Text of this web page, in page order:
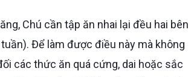
Để làm được điều này mà không
các thức ăn quá cứng, dai hoặc sắc